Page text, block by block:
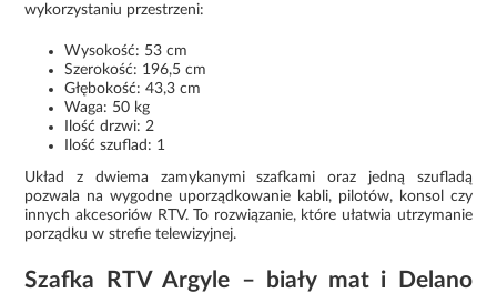
wykorzystaniu przestrzeni:
Wysokość: 53 cm
Szerokość: 196,5 cm
Głębokość: 43,3 cm
Waga: 50 kg
Ilość drzwi: 2
Ilość szuflad: 1
Układ z dwiema zamykanymi szafkami oraz jedną szufladą
pozwala na wygodne uporządkowanie kabli, pilotów, konsol czy
innych akcesoriów RTV. To rozwiązanie, które ułatwia utrzymanie
porządku w strefie telewizyjnej.
Szafka RTV Argyle – biały mat i Delano